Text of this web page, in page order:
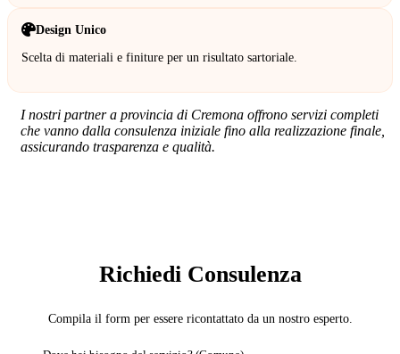
Design Unico
Scelta di materiali e finiture per un risultato sartoriale.
I nostri partner a provincia di Cremona offrono servizi completi
che vanno dalla consulenza iniziale fino alla realizzazione finale,
assicurando trasparenza e qualità.
Richiedi Consulenza
Compila il form per essere ricontattato da un nostro esperto.